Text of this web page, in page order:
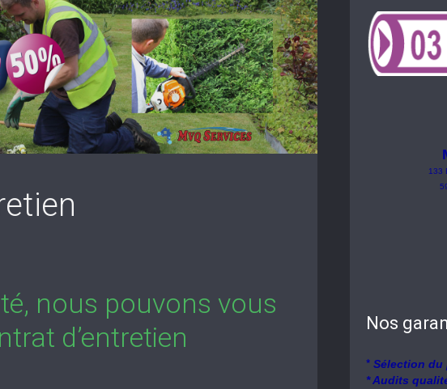
nous pouvons vous
d’entretien
133
Nos
* Sélection du
* Audits